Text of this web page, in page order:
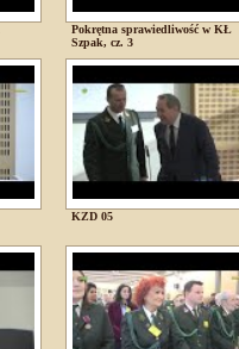
Pokrętna sprawiedliwość w KŁ
Szpak, cz. 3
KZD 05